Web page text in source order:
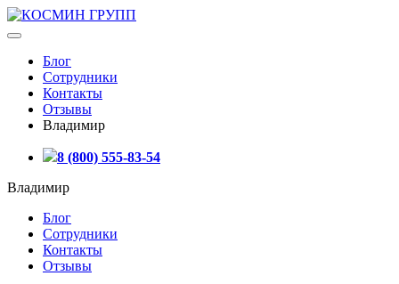
Блог
Сотрудники
Контакты
Отзывы
Владимир
8 (800) 555-83-54
Владимир
Блог
Сотрудники
Контакты
Отзывы